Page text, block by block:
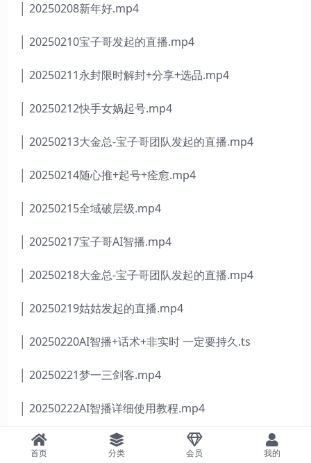
│ 20250208新年好.mp4
│ 20250210宝子哥发起的直播.mp4
│ 20250211永封限时解封+分享+选品.mp4
│ 20250212快手女娲起号.mp4
│ 20250213大金总-宝子哥团队发起的直播.mp4
│ 20250214随心推+起号+痊愈.mp4
│ 20250215全域破层级.mp4
│ 20250217宝子哥AI智播.mp4
│ 20250218大金总-宝子哥团队发起的直播.mp4
│ 20250219姑姑发起的直播.mp4
│ 20250220AI智播+话术+非实时 一定要持久.ts
│ 20250221梦一三剑客.mp4
│ 20250222AI智播详细使用教程.mp4
│ 20250222素材详细处理–曾弦.mp4
首页 分类 会员 我的